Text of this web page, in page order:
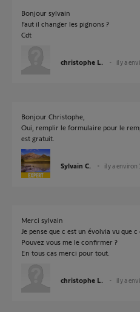
Bonjour sylvain
Faut il changer les pignons ?
Cdt
christophe L. il y a
Bonjour Christophe,
Oui, remplir le formulaire pour le
est gratuit.
Sylvain C. il y a environ
Merci sylvain
Je pense que c est un évolvia vu que
Pouvez vous me le confirmer ?
En tous cas merci pour tout.
christophe L. il y a